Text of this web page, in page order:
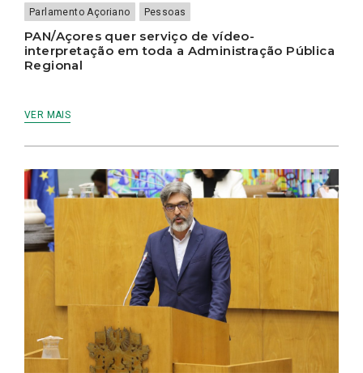
Parlamento Açoriano
Pessoas
PAN/Açores quer serviço de vídeo-
interpretação em toda a Administração Pública
Regional
VER MAIS